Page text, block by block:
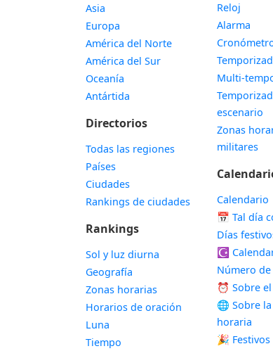
Asia
Europa
América del Norte
América del Sur
Oceanía
Antártida
Directorios
Todas las regiones
Países
Ciudades
Rankings de ciudades
Rankings
Sol y luz diurna
Geografía
Zonas horarias
Horarios de oración
Luna
Tiempo
Reloj
Alarma
Multi-
escenario
Zonas
militares
Calendario
📅 Tal día
Días
☪️
Número de
⏰ Sobre
🌐 Sobre
horaria
🎉